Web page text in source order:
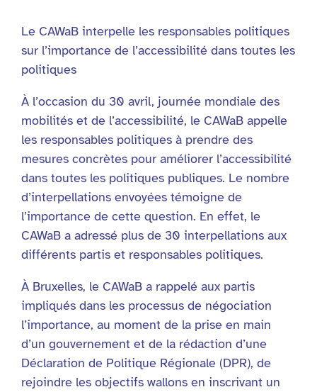
Le CAWaB interpelle les responsables politiques
sur l’importance de l’accessibilité dans toutes les
politiques
À l’occasion du 30 avril, journée mondiale des
mobilités et de l’accessibilité, le CAWaB appelle
les responsables politiques à prendre des
mesures concrètes pour améliorer l’accessibilité
dans toutes les politiques publiques. Le nombre
d’interpellations envoyées témoigne de
l’importance de cette question. En effet, le
CAWaB a adressé plus de 30 interpellations aux
différents partis et responsables politiques.
À Bruxelles, le CAWaB a rappelé aux partis
impliqués dans les processus de négociation
l’importance, au moment de la prise en main
d’un gouvernement et de la rédaction d’une
Déclaration de Politique Régionale (DPR), de
rejoindre les objectifs wallons en inscrivant un